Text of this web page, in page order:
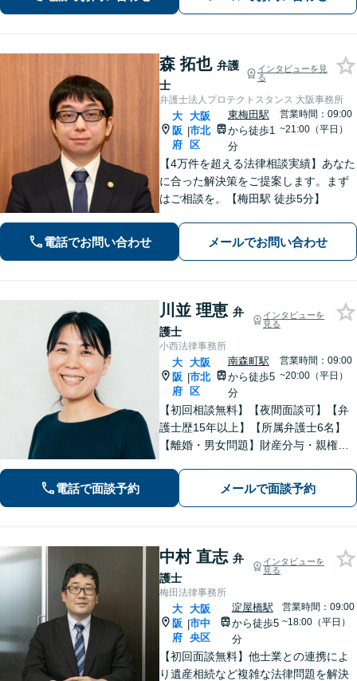
着地点を探り、交渉を重ねます【初回
相談無料】
森 拓也 弁護
士
インタビューを見
る
弁護士法人プロテクトスタンス 大阪事務所
大
阪
府
|
大阪
市北
区
東梅田駅
から徒歩1
分
営業時間：09:00
~21:00（平日）
【4万件を超える法律相談実績】あなた
に合った解決策をご提案します。まず
はご相談を。【梅田駅 徒歩5分】
電話でお問い合わせ メールでお問い合わせ
川並 理恵 弁
護士
インタビューを
見る
小西法律事務所
大
阪
府
|
大阪
市北
区
南森町駅
から徒歩5
分
営業時間：09:00
~20:00（平日）
【初回相談無料】【夜間面談可】【弁
護士歴15年以上】【所属弁護士6名】
【離婚・男女問題】財産分与・親権・
言】遺産分割・遺言書作成・民事信託
など幅広く対応可。【企業法務】企業
電話で面談予約 メールで面談予約
中村 直志 弁
護士
インタビューを
見る
梅田法律事務所
大
阪
府
|
大阪
市中
央区
淀屋橋駅
から徒歩5
分
営業時間：09:00
~18:00（平日）
【初回面談無料】他士業との連携によ
り遺産相続など複雑な法律問題を解決